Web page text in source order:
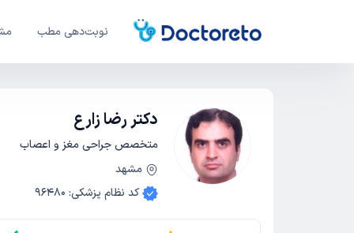
نوبت‌دهی مطب
دکتر رضا زارع
متخصص جراحی مغز و اعصاب
مشهد
کد نظام پزشکی:
96480